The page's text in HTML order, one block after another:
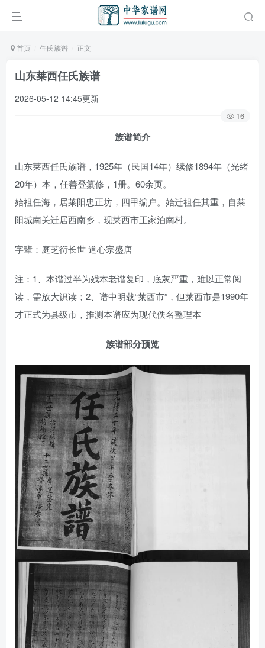
首页 任氏族谱 正文
山东莱西任氏族谱
2026-05-12 14:45更新
16
族谱简介
山东莱西任氏族谱，1925年（民国14年）续修1894年（光绪
20年）本，任善登纂修，1册。60余页。
始祖任海，居莱阳忠正坊，四甲编户。始迁祖任其重，自莱
阳城南关迁居西南乡，现莱西市王家泊南村。
字辈：庭芝衍长世 道心宗盛唐
注：1、本谱过半为残本老谱复印，底灰严重，难以正常阅
读，需放大识读；2、谱中明载“莱西市”，但莱西市是1990年
才正式为县级市，推测本谱应为现代佚名整理本
族谱部分预览